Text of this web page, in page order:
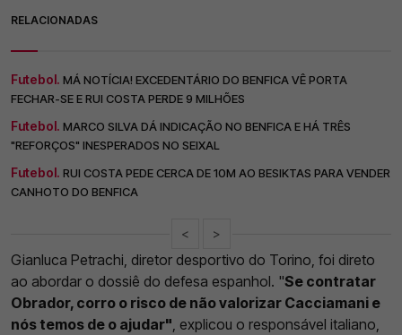
RELACIONADAS
Futebol. MÁ NOTÍCIA! EXCEDENTÁRIO DO BENFICA VÊ PORTA
FECHAR-SE E RUI COSTA PERDE 9 MILHÕES
Futebol. MARCO SILVA DÁ INDICAÇÃO NO BENFICA E HÁ TRÊS
"REFORÇOS" INESPERADOS NO SEIXAL
Futebol. RUI COSTA PEDE CERCA DE 10M AO BESIKTAS PARA VENDER
CANHOTO DO BENFICA
< >
Gianluca Petrachi, diretor desportivo do Torino, foi direto
ao abordar o dossiê do defesa espanhol. "Se contratar
Obrador, corro o risco de não valorizar Cacciamani e
nós temos de o ajudar", explicou o responsável italiano,